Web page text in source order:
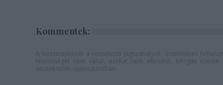
Kommentek: